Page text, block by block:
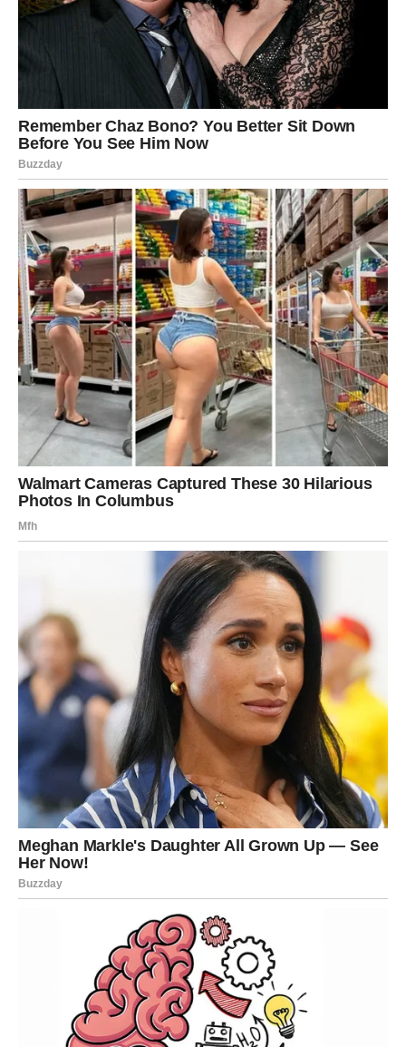
Rješenje jednog problema dolazi mnogo lakše nego što
Poruka zvijezda
Prestanite sumnjati u vlastite odluke.
VAGA
Šta vam zvijezde spremaju?
Vagama dolazi niz pozitivnih događaja koji će ih podsjetiti
koliko život može biti nepredvidivo lijep.
Poruka zvijezda
Prihvatite promjene koje dolaze.
ŠKORPIJA
Šta vam zvijezde spremaju?
Jedan razgovor ili susret mogao bi promijeniti vaš pogled
na budućnost.
Poruka zvijezda
Vjerujte svojoj intuiciji.
STRIJELAC
Šta vam zvijezde spremaju?
Pred vama su velike prilike za napredak i ostvarenje